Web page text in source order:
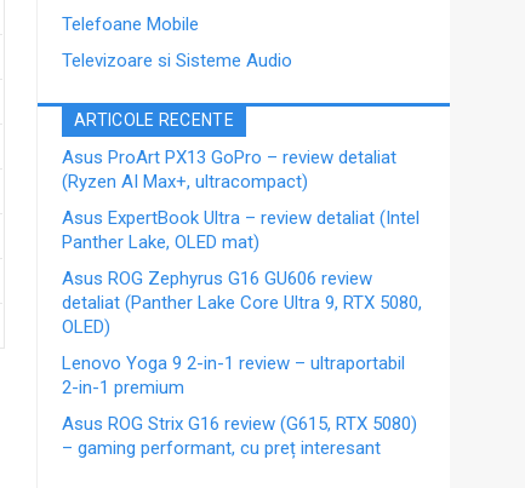
Telefoane Mobile
Televizoare si Sisteme Audio
ARTICOLE RECENTE
Asus ProArt PX13 GoPro – review detaliat
(Ryzen AI Max+, ultracompact)
Asus ExpertBook Ultra – review detaliat (Intel
Panther Lake, OLED mat)
Asus ROG Zephyrus G16 GU606 review
detaliat (Panther Lake Core Ultra 9, RTX 5080,
OLED)
Lenovo Yoga 9 2-in-1 review – ultraportabil
2-in-1 premium
Asus ROG Strix G16 review (G615, RTX 5080)
– gaming performant, cu preț interesant